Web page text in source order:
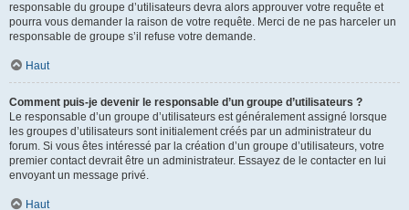
responsable du groupe d’utilisateurs devra alors approuver votre requête et
pourra vous demander la raison de votre requête. Merci de ne pas harceler un
responsable de groupe s’il refuse votre demande.
Haut
Comment puis-je devenir le responsable d’un groupe d’utilisateurs ?
Le responsable d’un groupe d’utilisateurs est généralement assigné lorsque
les groupes d’utilisateurs sont initialement créés par un administrateur du
forum. Si vous êtes intéressé par la création d’un groupe d’utilisateurs, votre
premier contact devrait être un administrateur. Essayez de le contacter en lui
envoyant un message privé.
Haut